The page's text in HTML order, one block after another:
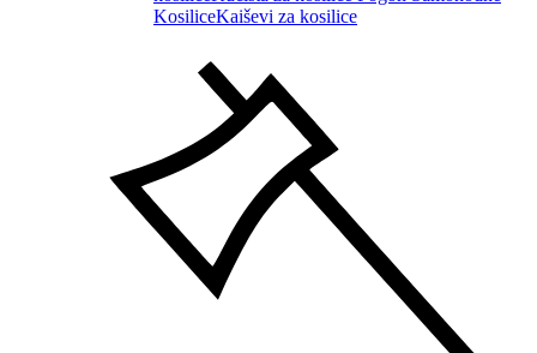
KosiliceKaiševi za kosilice